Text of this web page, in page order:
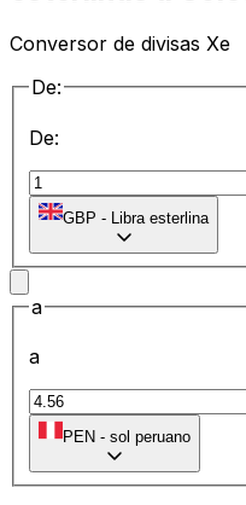
Conversor de divisas Xe
De:
De:
GBP - Libra esterlina
a
a
PEN - sol peruano